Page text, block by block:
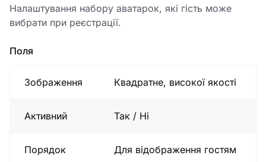
Налаштування набору аватарок, які гість може
вибрати при реєстрації.
Поля
Зображення Квадратне, високої якості
Активний Так / Ні
Порядок Для відображення гостям